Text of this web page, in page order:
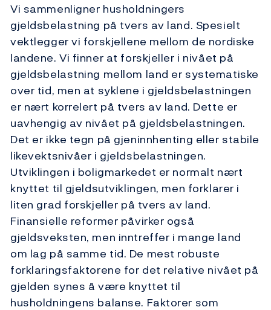
Vi sammenligner husholdningers
gjeldsbelastning på tvers av land. Spesielt
vektlegger vi forskjellene mellom de nordiske
landene. Vi finner at forskjeller i nivået på
gjeldsbelastning mellom land er systematiske
over tid, men at syklene i gjeldsbelastningen
er nært korrelert på tvers av land. Dette er
uavhengig av nivået på gjeldsbelastningen.
Det er ikke tegn på gjeninnhenting eller stabile
likevektsnivåer i gjeldsbelastningen.
Utviklingen i boligmarkedet er normalt nært
knyttet til gjeldsutviklingen, men forklarer i
liten grad forskjeller på tvers av land.
Finansielle reformer påvirker også
gjeldsveksten, men inntreffer i mange land
om lag på samme tid. De mest robuste
forklaringsfaktorene for det relative nivået på
gjelden synes å være knyttet til
husholdningens balanse. Faktorer som